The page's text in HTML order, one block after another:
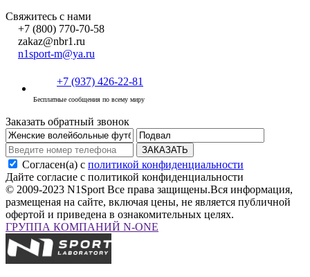
Свяжитесь с нами
+7 (800) 770-70-58
zakaz@nbr1.ru
n1sport-m@ya.ru
+7 (937) 426-22-81
Бесплатные сообщения по всему миру
Заказать обратный звонок
ЗАКАЗАТЬ
Согласен(а) с политикой конфиденциальности
Дайте согласие с политикой конфиденциальности
© 2009-2023 N1Sport Все права защищены.Вся информация,
размещеная на сайте, включая цены, не является публичной
офертой и приведена в ознакомительных целях.
ГРУППА КОМПАНИЙ N-ONE